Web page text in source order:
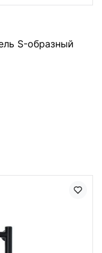
S-образный